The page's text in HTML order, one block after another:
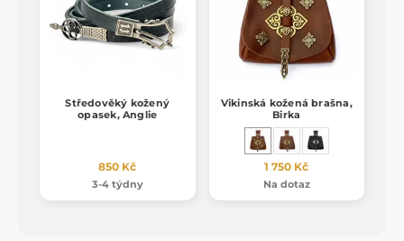
Středověký kožený
opasek, Anglie
850 Kč
3-4 týdny
Vikinská kožená brašna,
Birka
1 750 Kč
Na dotaz